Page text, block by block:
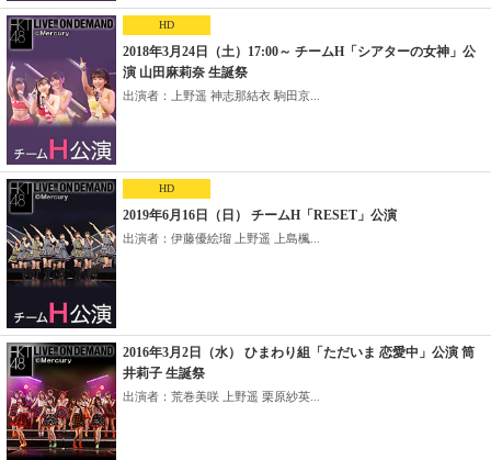
HD
2018年3月24日（土）17:00～ チームH「シアターの女神」公
演 山田麻莉奈 生誕祭
出演者：上野遥 神志那結衣 駒田京...
HD
2019年6月16日（日） チームH「RESET」公演
出演者：伊藤優絵瑠 上野遥 上島楓...
2016年3月2日（水） ひまわり組「ただいま 恋愛中」公演 筒
井莉子 生誕祭
出演者：荒巻美咲 上野遥 栗原紗英...